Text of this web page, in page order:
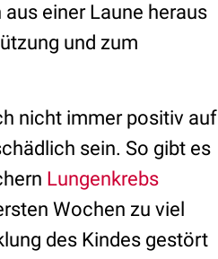
einer Laune heraus
und zum
nicht immer positiv auf
sein. So gibt es
Lungenkrebs
Wochen zu viel
des Kindes gestört